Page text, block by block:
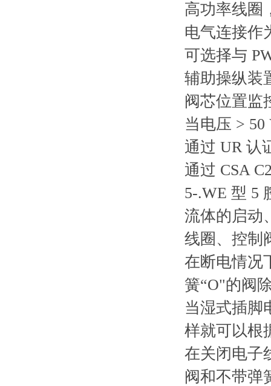
高功率线圈
电气连接作
可选择与
辅助操纵装
阀芯位置监
当电压 > 50
通过 UR 认
通过 CSA
5-.WE 型 5
流体的启动
线圈、控制
在断电情况
簧“O"的阀
当湿式插脚
样就可以根
在关闭电子
阀和不带弹